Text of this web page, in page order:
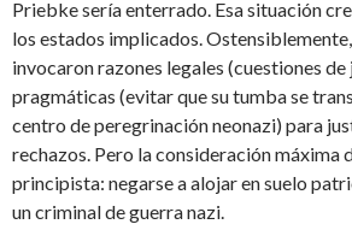
Priebke sería enterrado. Esa situación
los estados implicados.
invocaron razones legales (cuestiones
pragmáticas (evitar que su tumba se
centro de peregrinación neonazi) para
rechazos. Pero la consideración máxima
principista: negarse a alojar en suelo
un criminal de guerra nazi.